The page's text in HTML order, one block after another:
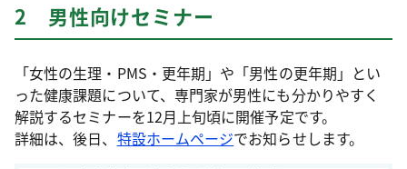
2 男性向けセミナー
「女性の生理・PMS・更年期」や「男性の更年期」とい
った健康課題について、専門家が男性にも分かりやすく
解説するセミナーを12月上旬頃に開催予定です。
詳細は、後日、 特設ホームページでお知らせします。